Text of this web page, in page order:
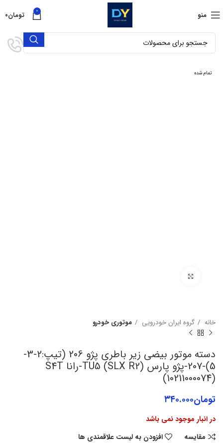
منو 0 تومان۰
تمام شده
خانه گروه ایران خودرویی موتوری خودرو
دسته موتور بیضی زیر باطری پژو 206 (تیپ:2-3-
5)-207-پژو پارس (SLX R2) TU5-رانا S4T
(10211000074)
تومان۳۴۰.۰۰۰
در انبار موجود نمی باشد
مقایسه
افزودن به لیست علاقمندی ها